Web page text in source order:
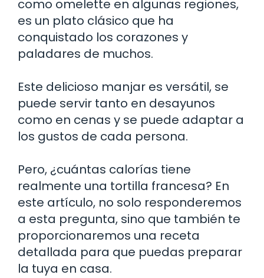
como omelette en algunas regiones,
es un plato clásico que ha
conquistado los corazones y
paladares de muchos.
Este delicioso manjar es versátil, se
puede servir tanto en desayunos
como en cenas y se puede adaptar a
los gustos de cada persona.
Pero, ¿cuántas calorías tiene
realmente una tortilla francesa? En
este artículo, no solo responderemos
a esta pregunta, sino que también te
proporcionaremos una receta
detallada para que puedas preparar
la tuya en casa.